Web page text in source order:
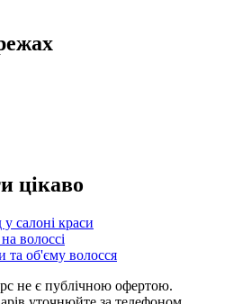
цікаво
салоні краси
волоссі
та об'єму волосся
не є публічною офертою.